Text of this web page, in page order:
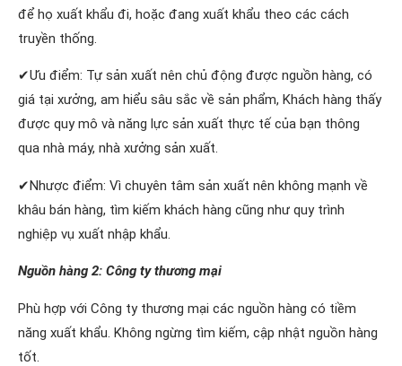
để họ xuất khẩu đi, hoặc đang xuất khẩu theo các cách
truyền thống.
✔Ưu điểm: Tự sản xuất nên chủ động được nguồn hàng, có
giá tại xưởng, am hiểu sâu sắc về sản phẩm, Khách hàng thấy
được quy mô và năng lực sản xuất thực tế của bạn thông
qua nhà máy, nhà xưởng sản xuất.
✔Nhược điểm: Vì chuyên tâm sản xuất nên không mạnh về
khâu bán hàng, tìm kiếm khách hàng cũng như quy trình
nghiệp vụ xuất nhập khẩu.
Nguồn hàng 2: Công ty thương mại
Phù hợp với Công ty thương mại các nguồn hàng có tiềm
năng xuất khẩu. Không ngừng tìm kiếm, cập nhật nguồn hàng
tốt.